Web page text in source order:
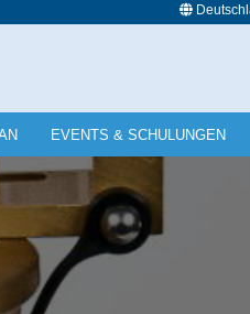
E-Mail
Passwort
EVENTS & SCHULUNGEN